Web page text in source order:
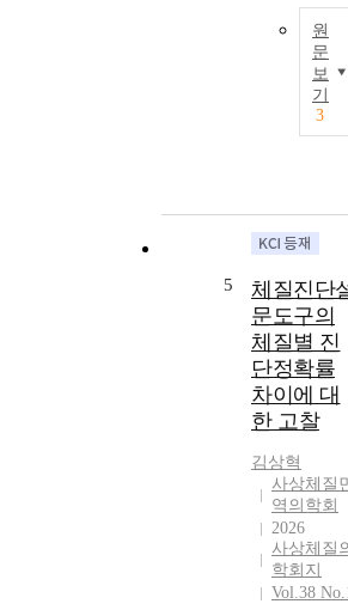
원
문
보
기
3
5
체질진단
문도구의
체질별 진
단정확률
차이에 대
한 고찰
김상혁
사상체질
역의학회
2026
사상체질
학회지
Vol.38